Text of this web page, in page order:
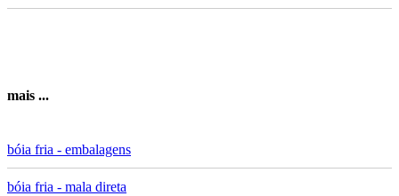
mais ...
bóia fria - embalagens
bóia fria - mala direta